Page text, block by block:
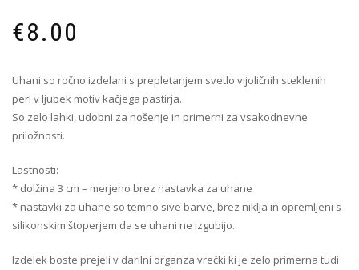
€8.00
Uhani so ročno izdelani s prepletanjem svetlo vijoličnih steklenih
perl v ljubek motiv kačjega pastirja.
So zelo lahki, udobni za nošenje in primerni za vsakodnevne
priložnosti.
Lastnosti:
* dolžina 3 cm – merjeno brez nastavka za uhane
* nastavki za uhane so temno sive barve, brez niklja in opremljeni s
silikonskim štoperjem da se uhani ne izgubijo.
Izdelek boste prejeli v darilni organza vrečki ki je zelo primerna tudi